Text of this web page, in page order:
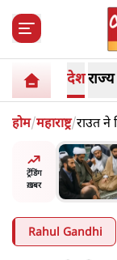
देशराज्य
होम/महाराष्ट्र/राउत ने
ट्रेंडिंग
ख़बर
आए हैं
Rahul Gandhi